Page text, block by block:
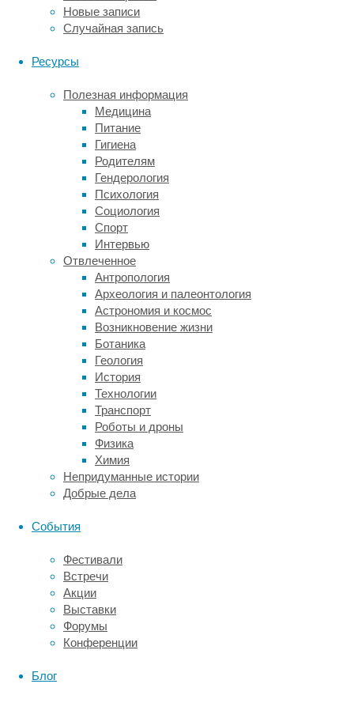
Новые записи
Случайная запись
Ресурсы
Полезная информация
Медицина
Питание
Гигиена
Родителям
Гендерология
Психология
Социология
Спорт
Интервью
Отвлеченное
Антропология
Археология и палеонтология
Астрономия и космос
Возникновение жизни
Ботаника
Геология
История
Технологии
Транспорт
Роботы и дроны
Физика
Химия
Непридуманные истории
Добрые дела
События
Фестивали
Встречи
Акции
Выставки
Форумы
Конференции
Блог
распространением
бройлеров.
Бройлеры
появились
хозяйствах
региона
сравнительно
недавно.
Ведущий
автор
работы,
докторант
школы
окружающей
среды
устойчивого
развития
Мичиганского
университета
Хейден
Хедман
(Hayden
D.
и
коллеги
начали
своё
исследование
в
2015